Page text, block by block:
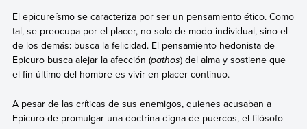
El epicureísmo se caracteriza por ser un pensamiento ético. Como
tal, se preocupa por el placer, no solo de modo individual, sino el
de los demás: busca la felicidad. El pensamiento hedonista de
Epicuro busca alejar la afección (pathos) del alma y sostiene que
el fin último del hombre es vivir en placer continuo.
A pesar de las críticas de sus enemigos, quienes acusaban a
Epicuro de promulgar una doctrina digna de puercos, el filósofo